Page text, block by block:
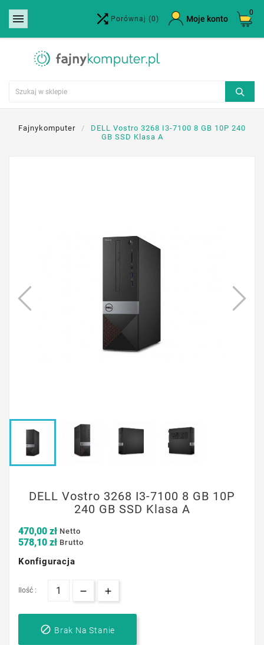
  Porównaj (0) Moje konto
0
Fajnykomputer
DELL Vostro 3268 I3-7100 8 GB 10P 240
GB SSD Klasa A
DELL Vostro 3268 I3-7100 8 GB 10P
240 GB SSD Klasa A
470,00 zł Netto
578,10 zł Brutto
Konfiguracja
Ilość :
 Brak Na Stanie
Utwórz listę życzeń ×
Nazwa listy życzeń
Anuluj Utwórz listę życzeń